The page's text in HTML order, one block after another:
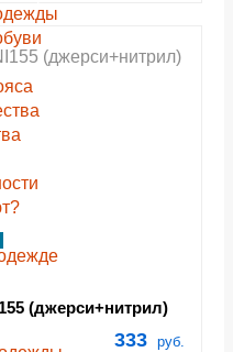
(джерси+нитрил)
333 руб.